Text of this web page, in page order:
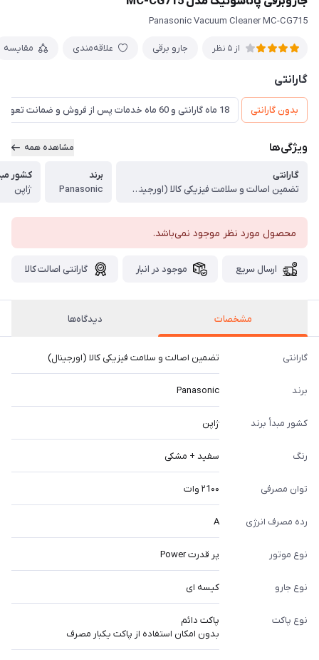
Panasonic Vacuum Cleaner MC-CG715
از 5 نظر جارو برقی علاقه‌مندی مقایسه
گارانتی
بدون گارانتی 18 ماه گارانتی و 60 ماه خدمات پس از فروش و ضمانت تعویض
ویژگی‌ها مشاهده همه
گارانتی
تضمین اصالت و سلامت فیزیکی کالا (اورجینال)
برند
Panasonic
کشور
ژاپن
محصول مورد نظر موجود نمی‌باشد.
ارسال سریع موجود در انبار گارانتی اصالت کالا
مشخصات دیدگاه‌ها
گارانتی تضمین اصالت و سلامت فیزیکی کالا (اورجینال)
برند Panasonic
کشور مبدأ برند ژاپن
رنگ سفید + مشکی
توان مصرفی ۲1۰۰ وات
رده مصرف انرژی A
نوع موتور پر قدرت Power
نوع جارو کیسه ای
نوع پاکت
پاکت دائم
بدون امکان استفاده از پاکت یکبار مصرف